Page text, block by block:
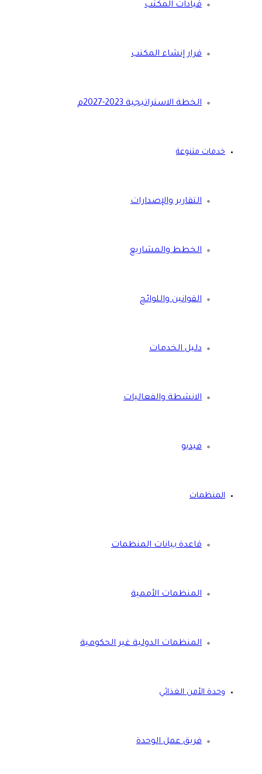
قيادات المكتب
قرار إنشاء المكتب
الخطة الاستراتيجية 2023-2027م
خدمات متنوعة
التقارير والإصدارات
الخطط والمشاريع
القوانين واللوائح
دليل الخدمات
الانشطة والفعاليات
فيديو
المنظمات
قاعدة بيانات المنظمات
المنظمات الأممية
المنظمات الدولية غير الحكومية
وحدة الأمن الغذائي
فريق عمل الوحدة